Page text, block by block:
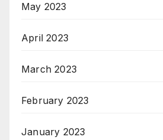
May 2023
April 2023
March 2023
February 2023
January 2023